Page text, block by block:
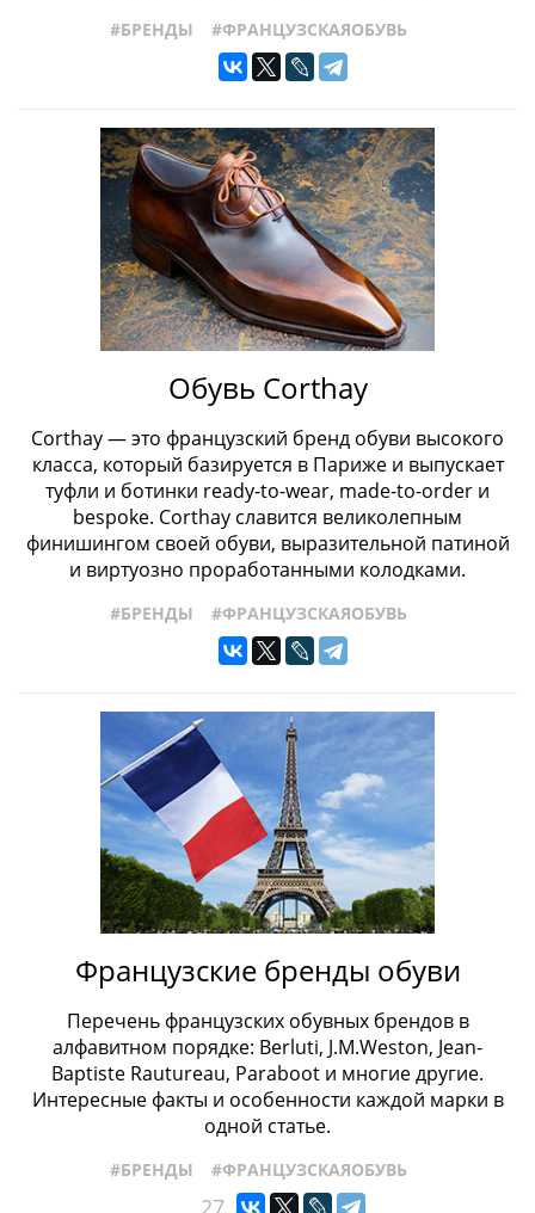
#БРЕНДЫ #ФРАНЦУЗСКАЯОБУВЬ
Обувь Corthay
Corthay — это французский бренд обуви высокого
класса, который базируется в Париже и выпускает
туфли и ботинки ready-to-wear, made-to-order и
bespoke. Corthay славится великолепным
финишингом своей обуви, выразительной патиной
и виртуозно проработанными колодками.
#БРЕНДЫ #ФРАНЦУЗСКАЯОБУВЬ
Французские бренды обуви
Перечень французских обувных брендов в
алфавитном порядке: Berluti, J.M.Weston, Jean-
Baptiste Rautureau, Paraboot и многие другие.
Интересные факты и особенности каждой марки в
одной статье.
#БРЕНДЫ #ФРАНЦУЗСКАЯОБУВЬ